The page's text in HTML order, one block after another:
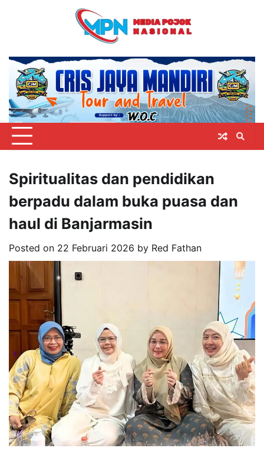
Spiritualitas dan pendidikan
berpadu dalam buka puasa dan
haul di Banjarmasin
Posted on 22 Februari 2026 by Red Fathan